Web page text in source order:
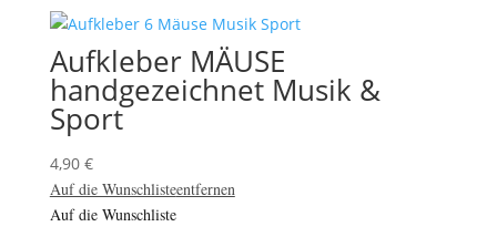
Aufkleber MÄUSE
handgezeichnet Musik &
Sport
4,90 €
Auf die Wunschlisteentfernen
Auf die Wunschliste